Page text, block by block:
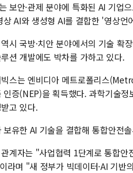
보안·관제 분야에 특화된 AI 기업
상 AI와 생성형 AI를 결합한 '영상
시 국방·치안 분야에서의 기술 확
션 개발에도 박차를 가하고 있다.
스는 엔비디아 메트로폴리스
인증(NEP)을 획득했다. 과학기술
고 있다.
보유한 AI 기술을 결합해 통합안전
계자는 "사업협력 1단계로 통합
라며 "새 정부가 빅데이터·AI 기반